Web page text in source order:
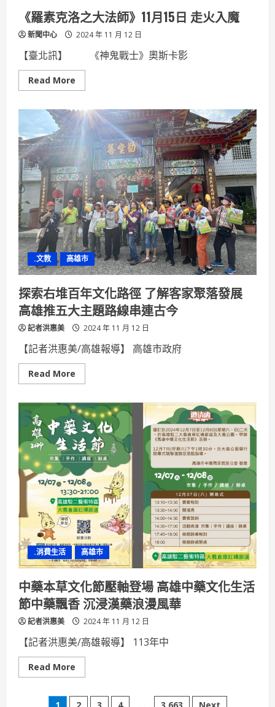
《羅素克洛之大法師》11月15日 走火入魔
新聞中心 2024 年 11 月 12 日
【臺北訊】 《神鬼戰士》奧斯卡影
Read More
more
素
克
洛
之
法
師》
11
月
15
日
走
火
入
魔
.文教 高雄市
探索右堆百年文化路徑 了解客家聚落發展
高雄推五大主題路線串連古今
記者洪惠美 2024 年 11 月 12 日
【記者洪惠美/高雄報導】 高雄市政府
Read More
more
索
右
堆
百
年
文
化
徑
了
解
客
家
聚
落
發
展
高
雄
推
五
大
主
題
路
線
連
古
今
.消費生活 高雄市
中藥本草文化節壓軸登場 高雄中藥文化生活
節中藥飄香 沉浸漢藥浪漫風華
記者洪惠美 2024 年 11 月 12 日
【記者洪惠美/高雄報導】 113年中
Read More
more
藥